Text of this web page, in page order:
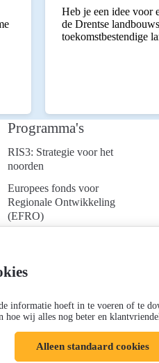
informatie hoeft in te voeren of te
hoe wij alles nog beter en
Alleen standaard cookies
Heb je een idee voor
de Drentse
toekomstbestendige
Programma's
RIS3: Strategie voor het
noorden
Europees fonds voor
Regionale Ontwikkeling
(EFRO)
Gemeenschappelijk